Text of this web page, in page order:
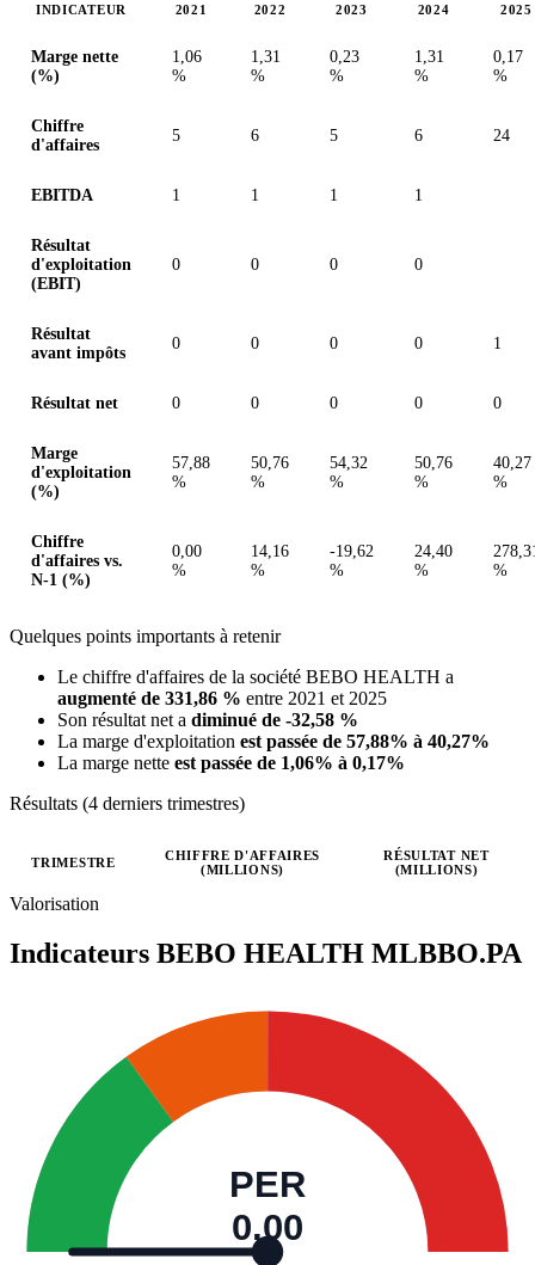
INDICATEUR 2021 2022 2023 2024 2025
Marge nette
(%)
1,06
%
1,31
%
0,23
%
1,31
%
0,17
%
Chiffre
d'affaires
5 6 5 6 24
EBITDA 1 1 1 1
Résultat
d'exploitation
(EBIT)
0 0 0 0
Résultat
avant impôts
0 0 0 0 1
Résultat net 0 0 0 0 0
Marge
d'exploitation
(%)
57,88
%
50,76
%
54,32
%
50,76
%
40,27
%
Chiffre
d'affaires vs.
N-1 (%)
0,00
%
14,16
%
-19,62
%
24,40
%
%
Quelques points importants à retenir
Le chiffre d'affaires de la société BEBO HEALTH a
augmenté de 331,86 % entre 2021 et 2025
Son résultat net a diminué de -32,58 %
La marge d'exploitation est passée de 57,88% à 40,27%
La marge nette est passée de 1,06% à 0,17%
Résultats (4 derniers trimestres)
Valeurs trimestrielles en millions (euro)
TRIMESTRE
CHIFFRE D'AFFAIRES
(MILLIONS)
RÉSULTAT NET
(MILLIONS)
Valorisation
Indicateurs BEBO HEALTH MLBBO.PA
PER
0,00